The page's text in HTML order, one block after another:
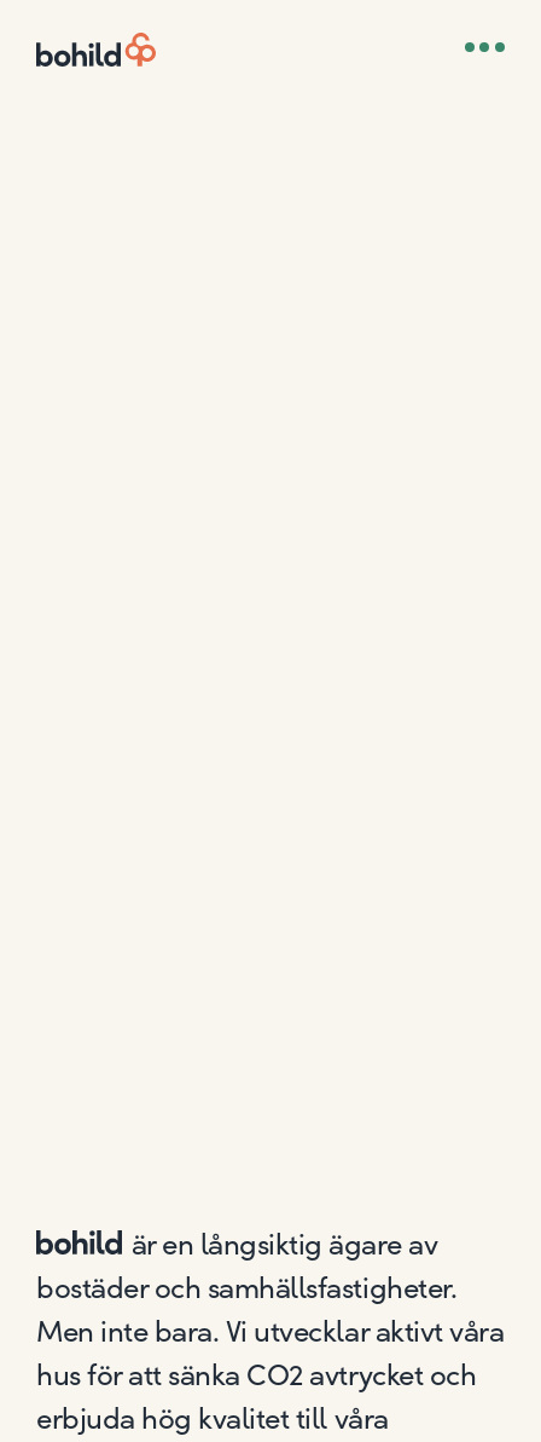
är en långsiktig ägare av
bostäder och samhällsfastigheter.
Men inte bara. Vi utvecklar aktivt våra
hus för att sänka CO2 avtrycket och
erbjuda hög kvalitet till våra